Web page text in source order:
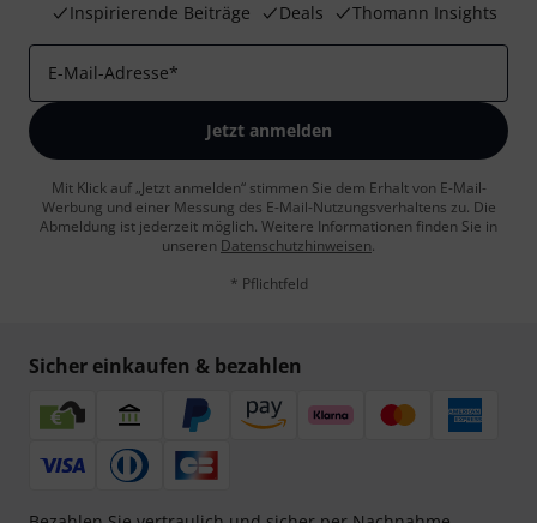
Inspirierende Beiträge
Deals Thomann Insights
E-Mail-Adresse*
Jetzt anmelden
Mit Klick auf „Jetzt anmelden“ stimmen Sie dem Erhalt von E-Mail-
Werbung und einer Messung des E-Mail-Nutzungsverhaltens zu. Die
Abmeldung ist jederzeit möglich. Weitere Informationen finden Sie in
unseren Datenschutzhinweisen.
* Pflichtfeld
Sicher einkaufen & bezahlen